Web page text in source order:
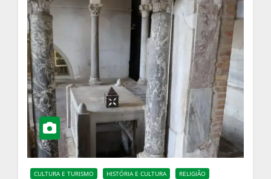
CULTURA E TURISMO HISTÓRIA E CULTURA RELIGIÃO